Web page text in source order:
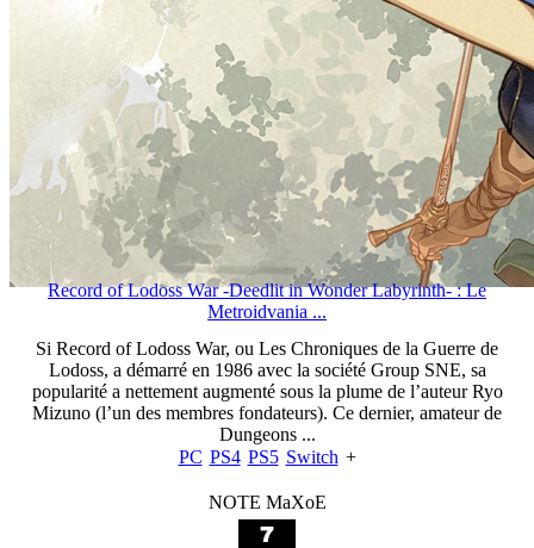
Record of Lodoss War -Deedlit in Wonder Labyrinth- : Le
Metroidvania ...
Si Record of Lodoss War, ou Les Chroniques de la Guerre de
Lodoss, a démarré en 1986 avec la société Group SNE, sa
popularité a nettement augmenté sous la plume de l’auteur Ryo
Mizuno (l’un des membres fondateurs). Ce dernier, amateur de
Dungeons ...
PC PS4 PS5 Switch +
NOTE MaXoE